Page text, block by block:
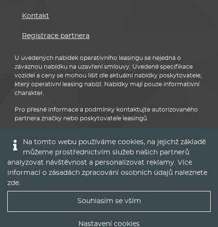
Kontakt
Registrace partnera
U uvedených nabídek operativního leasingu se nejedná o
závaznou nabídku na uzavření smlouvy. Uvedené specifikace
vozidel a ceny se mohou lišit dle aktuální nabídky poskytovatele,
který operativní leasing nabízí. Nabídky mají pouze informativní
charakter.
Pro přesné informace a podmínky kontaktujte autorizovaného
partnera značky nebo poskytovatele leasingů.
Na tomto webu používáme cookies, na jejichž základě
můžeme prostřednictvím služeb našich partnerů
analyzovat návštěvnost a personalizovat reklamy. Více
informací o zásadách zpracování osobních údajů naleznete
zde.
Souhlasím se vším
Nastavení cookies
Nejlepší nabídky operáku do Vašeho emailu